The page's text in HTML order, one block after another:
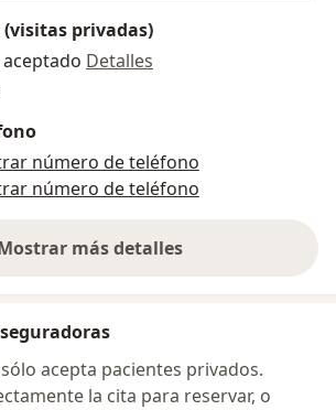
(visitas privadas)
Detalles
número de teléfono
número de teléfono
más detalles
sobre la dirección
acepta pacientes privados.
la cita para reservar, o